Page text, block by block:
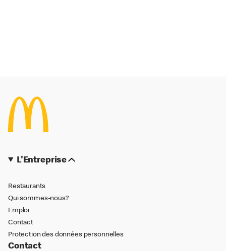
L'Entreprise
Restaurants
Qui sommes-nous?
Emploi
Contact
Protection des données personnelles
Contact